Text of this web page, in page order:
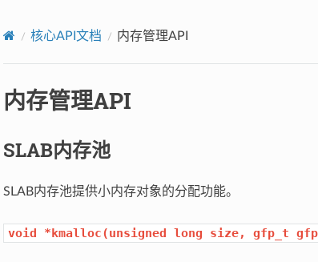
核心API文档 内存管理API
内存管理API
SLAB内存池
SLAB内存池提供小内存对象的分配功能。
void *kmalloc(unsigned long size, gfp_t